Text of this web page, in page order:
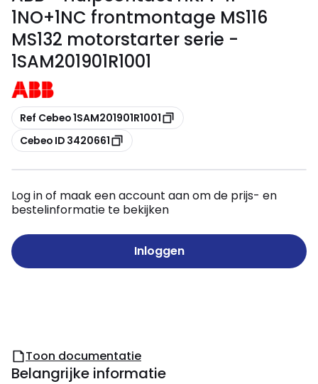
1NO+1NC frontmontage MS116
MS132 motorstarter serie -
1SAM201901R1001
Kopiëren
Ref Cebeo 1SAM201901R1001
Kopiëren
Cebeo ID 3420661
Log in of maak een account aan om de prijs- en
bestelinformatie te bekijken
Inloggen
Toon documentatie
Belangrijke informatie